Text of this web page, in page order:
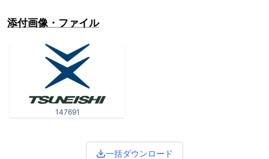
添付画像・ファイル
147691
一括ダウンロード